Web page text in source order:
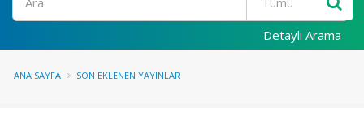
Detaylı Arama
ANA SAYFA SON EKLENEN YAYINLAR